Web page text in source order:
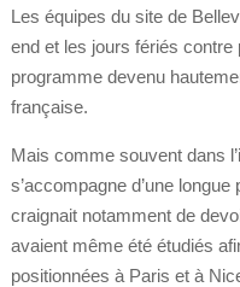
Les équipes du site de
end et les jours fériés
programme devenu
française.
Mais comme souvent dans
s’accompagne d’une
craignait notamment de
avaient même été étudiés
positionnées à Paris et à